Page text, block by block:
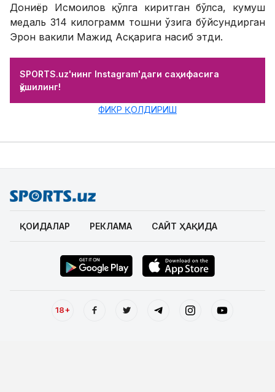
Дониёр Исмоилов қўлга киритган бўлса, кумуш
медаль 314 килограмм тошни ўзига бўйсундирган
Эрон вакили Мажид Асқарига насиб этди.
SPORTS.uz'нинг Instagram'даги саҳифасига
қўшилинг!
ФИКР ҚОЛДИРИШ
ҚОИДАЛАР РЕКЛАМА САЙТ ҲАҚИДА
18+